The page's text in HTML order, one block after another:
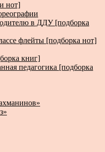
нот]
в ДДУ [подборка
флейты [подборка нот]
книг]
педагогика [подборка